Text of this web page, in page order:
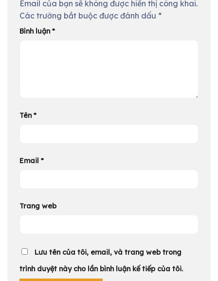
Email của bạn sẽ không được hiển thị công khai.
Các trường bắt buộc được đánh dấu *
Bình luận *
Tên *
Email *
Trang web
Lưu tên của tôi, email, và trang web trong
trình duyệt này cho lần bình luận kế tiếp của tôi.